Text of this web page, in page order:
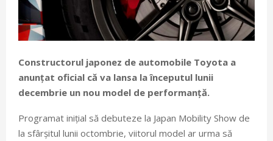
Constructorul japonez de automobile Toyota a
anunțat oficial că va lansa la începutul lunii
decembrie un nou model de performanță.
Programat inițial să debuteze la Japan Mobility Show de
la sfârșitul lunii octombrie, viitorul model ar urma să